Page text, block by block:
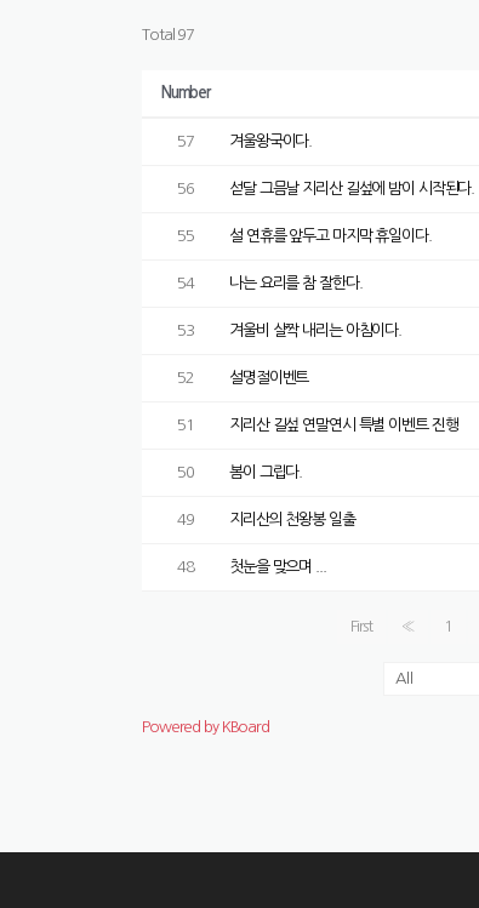
Total 97
Number
57 겨울왕국이다.
56 섣달 그믐날 지리산 길섶에 밤이 시작된다.
55 설 연휴를 앞두고 마지막 휴일이다.
54 나는 요리를 참 잘한다.
53 겨울비 살짝 내리는 아침이다.
52 설명절이벤트
51 지리산 길섶 연말연시 특별 이벤트 진행
50 봄이 그립다.
49 지리산의 천왕봉 일출
48 첫눈을 맞으며 ...
First « 1
Powered by KBoard